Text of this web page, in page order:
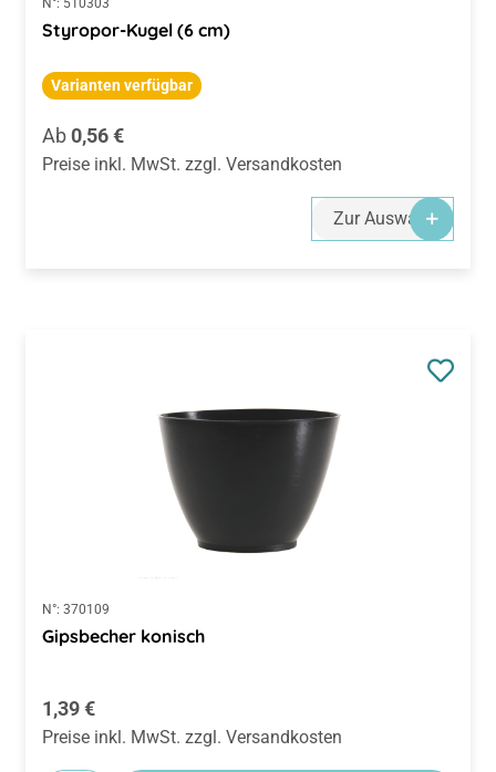
N°: 510303
Styropor-Kugel (6 cm)
Varianten verfügbar
Regulärer Preis:
Ab0,56 €
Preise inkl. MwSt. zzgl. Versandkosten
Zur Auswahl
N°: 370109
Gipsbecher konisch
Regulärer Preis:
1,39 €
Preise inkl. MwSt. zzgl. Versandkosten